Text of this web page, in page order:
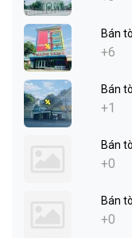
Bán
+6
Bán
+1
Bán
+0
Bán
+0